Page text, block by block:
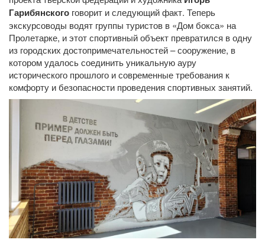
Гарибянского говорит и следующий факт. Теперь
экскурсоводы водят группы туристов в «Дом бокса» на
Пролетарке, и этот спортивный объект превратился в одну
из городских достопримечательностей – сооружение, в
котором удалось соединить уникальную ауру
исторического прошлого и современные требования к
комфорту и безопасности проведения спортивных занятий.